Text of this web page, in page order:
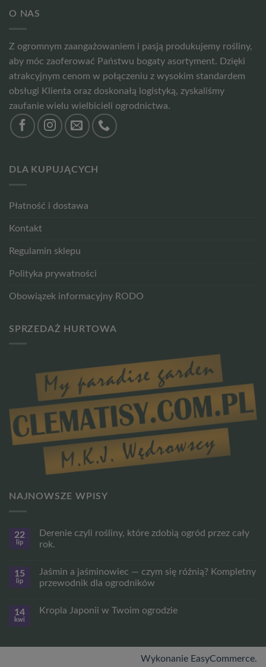
O NAS
Z ogromnym zaangażowaniem i pasją produkujemy rośliny,
aby móc zaoferować Państwu bogaty asortyment. Dzięki
atrakcyjnym cenom w połączeniu z wysokim standardem
obsługi Klienta oraz doskonałą logistyką, zyskaliśmy
zaufanie wielu wielbicieli ogrodnictwa.
DLA KUPUJĄCYCH
Płatność i dostawa
Kontakt
Regulamin sklepu
Polityka prywatności
Obowiązek informacyjny RODO
SPRZEDAŻ HURTOWA
NAJNOWSZE WPISY
22
lip
Derenie czyli rośliny, które zdobią ogród przez cały
rok.
do
czyli
zdobią
15
lip
Jaśmin a jaśminowiec — czym się różnią? Kompletny
przewodnik dla ogrodników
do
14
kwi
Kropla Japonii w Twoim ogrodzie
Kropla
Wykonanie EasyCommerce.